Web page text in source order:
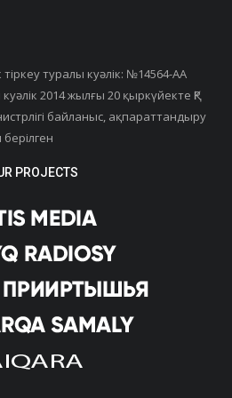
туралы куәлік: №14564-АА
2014 жылғы 20 қыркүйекте ҚР
байланыс, ақпараттандыру
PROJECTS